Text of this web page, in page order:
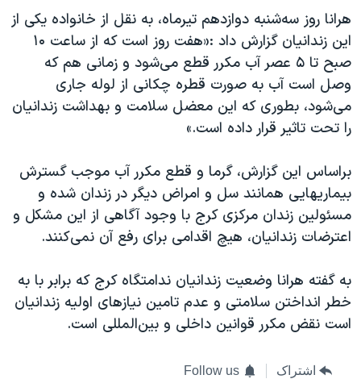
چهل سال گروگان‌گیری
قانون شفافیت دارائی کادر رهبری ایران
اعتراضات مردمی آبان ۹۸
اسرائیل در جنگ
نرگس محمدی برنده جایزه نوبل صلح
همایش محافظه‌کاران آمریکا «سی‌پک»
صفحه‌های ویژه
سفر پرزیدنت ترامپ به چین
هرانا روز سه‌شنبه دوازدهم تیرماه، به نقل از خانواده یکی از
این زندانیان گزارش داد :«هفت روز است که از ساعت ۱۰
صبح تا ۵ عصر آب مکرر قطع می‌شود و زمانی هم که
وصل است آب به صورت قطره چکانی از لوله جاری
می‌شود، بطوری که این معضل سلامت و بهداشت زندانیان
را تحت تاثیر قرار داده است.»
براساس این گزارش، گرما و قطع مکرر آب موجب گسترش
بیماریهایی همانند سل و امراض دیگر در زندان شده و
مسئولین زندان مرکزی کرج با وجود آگاهی از این مشکل و
اعترضات زندانیان، هیچ اقدامی برای رفع آن نمی‌کنند.
به گفته هرانا وضعیت زندانیان ندامتگاه کرج که برابر با به
خطر انداختن سلامتی و عدم تامین نیازهای اولیه زندانیان
است نقض مکرر قوانین داخلی و بین‌المللی است.
اشتراک Follow us